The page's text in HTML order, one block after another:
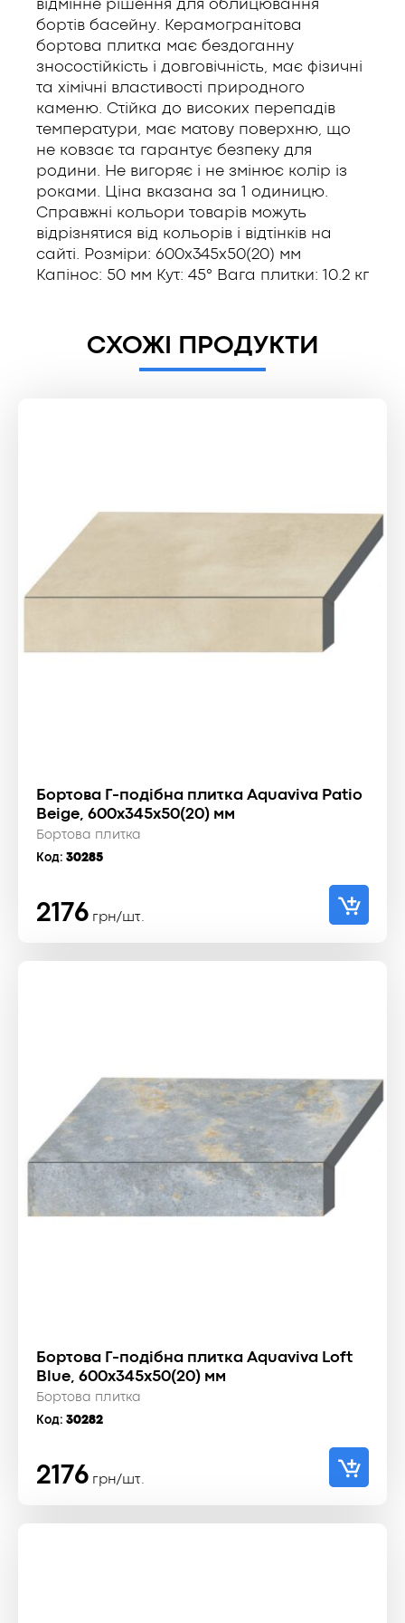
відмінне рішення для облицювання
бортів басейну. Керамогранітова
бортова плитка має бездоганну
зносостійкість і довговічність, має фізичні
та хімічні властивості природного
каменю. Стійка до високих перепадів
температури, має матову поверхню, що
не ковзає та гарантує безпеку для
родини. Не вигоряє і не змінює колір із
роками. Ціна вказана за 1 одиницю.
Справжні кольори товарів можуть
відрізнятися від кольорів і відтінків на
сайті. Розміри: 600x345x50(20) мм
Капінос: 50 мм Кут: 45° Вага плитки: 10.2 кг
СХОЖІ ПРОДУКТИ
Бортова Г-подібна плитка Aquaviva Patio
Beige, 600x345x50(20) мм
Бортова плитка
Код: 30285
2176 грн/шт.
Бортова Г-подібна плитка Aquaviva Loft
Blue, 600x345x50(20) мм
Бортова плитка
Код: 30282
2176 грн/шт.